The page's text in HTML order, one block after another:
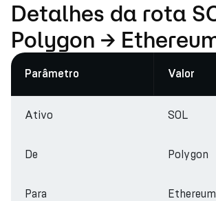
Detalhes da rota
Polygon →
Parâmetro Valor
Ativo SOL
De Polygon
Para Ethereum